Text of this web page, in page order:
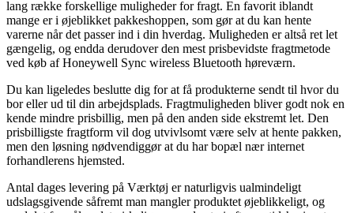
lang række forskellige muligheder for fragt. En favorit iblandt
mange er i øjeblikket pakkeshoppen, som gør at du kan hente
varerne når det passer ind i din hverdag. Muligheden er altså ret let
gængelig, og endda derudover den mest prisbevidste fragtmetode
ved køb af Honeywell Sync wireless Bluetooth høreværn.
Du kan ligeledes beslutte dig for at få produkterne sendt til hvor du
bor eller ud til din arbejdsplads. Fragtmuligheden bliver godt nok en
kende mindre prisbillig, men på den anden side ekstremt let. Den
prisbilligste fragtform vil dog utvivlsomt være selv at hente pakken,
men den løsning nødvendiggør at du har bopæl nær internet
forhandlerens hjemsted.
Antal dages levering på Værktøj er naturligvis ualmindeligt
udslagsgivende såfremt man mangler produktet øjeblikkeligt, og